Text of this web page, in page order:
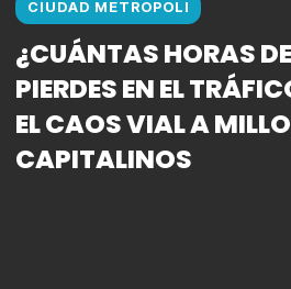
CIUDAD METROPOLI
¿CUÁNTAS HORAS
PIERDES EN EL
EL CAOS VIAL A
CAPITALINOS